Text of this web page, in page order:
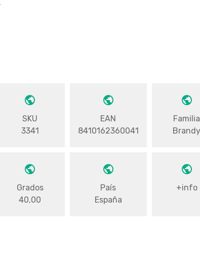
SKU
3341
EAN
8410162360041
Familia
Grados
40,00
País
España
+info